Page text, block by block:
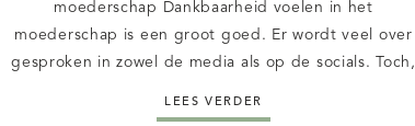
moederschap Dankbaarheid voelen in het
moederschap is een groot goed. Er wordt veel over
gesproken in zowel de media als op de socials. Toch,
hen goed doen of waar ze dankbaar voor zijn. Zo
LEES VERDER